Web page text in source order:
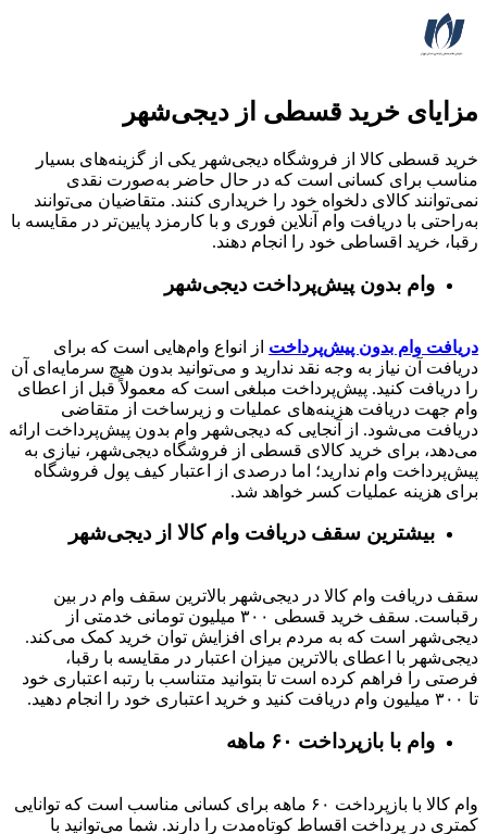
مزایای خرید قسطی از دیجی‌شهر
خرید قسطی کالا از فروشگاه دیجی‌شهر یکی از گزینه‌های بسیار
مناسب برای کسانی است که در حال حاضر به‌صورت نقدی
نمی‌توانند کالای دلخواه خود را خریداری کنند. متقاضیان می‌توانند
به‌راحتی با دریافت وام آنلاین فوری و با کارمزد پایین‌تر در مقایسه با
رقبا، خرید اقساطی خود را انجام دهند.
وام بدون پیش‌پرداخت‌ دیجی‌شهر
دریافت وام بدون پیش‌پرداخت از انواع وام‌هایی است که برای
دریافت آن نیاز به وجه نقد ندارید و می‌توانید بدون هیچ سرمایه‌ای آن
را دریافت کنید. پیش‌پرداخت مبلغی است که معمولاً قبل از اعطای
وام جهت دریافت هزینه‌های عملیات و زیرساخت از متقاضی
دریافت می‌شود. از آنجایی که دیجی‌شهر وام بدون پیش‌پرداخت ارائه
می‌دهد، برای خرید کالای قسطی از فروشگاه دیجی‌شهر، نیازی به
پیش‌پرداخت وام ندارید؛ اما درصدی از اعتبار کیف پول فروشگاه
برای هزینه عملیات کسر خواهد شد.
بیشترین سقف دریافت وام کالا از دیجی‌شهر
سقف دریافت وام کالا در دیجی‌شهر بالاترین سقف وام در بین
رقباست. سقف خرید قسطی ۳۰۰ میلیون تومانی خدمتی از
دیجی‌شهر است که به مردم برای افزایش توان خرید کمک می‌کند.
دیجی‌شهر با اعطای بالاترین میزان اعتبار در مقایسه با رقبا،
فرصتی را فراهم کرده است تا بتوانید متناسب با رتبه اعتباری خود
تا ۳۰۰ میلیون وام دریافت کنید و خرید اعتباری خود را انجام دهید.
وام با بازپرداخت ۶۰ ماهه
وام کالا با بازپرداخت ۶۰ ماهه برای کسانی مناسب است که توانایی
کمتری در پرداخت اقساط کوتاه‌مدت را دارند. شما می‌توانید با